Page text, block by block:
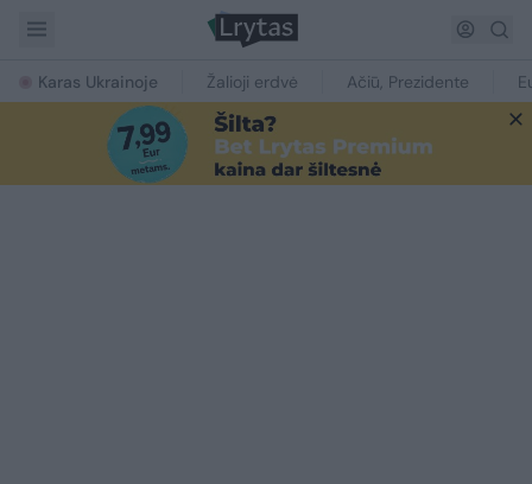
Karas Ukrainoje Žalioji erdvė Ačiū, Prezidente